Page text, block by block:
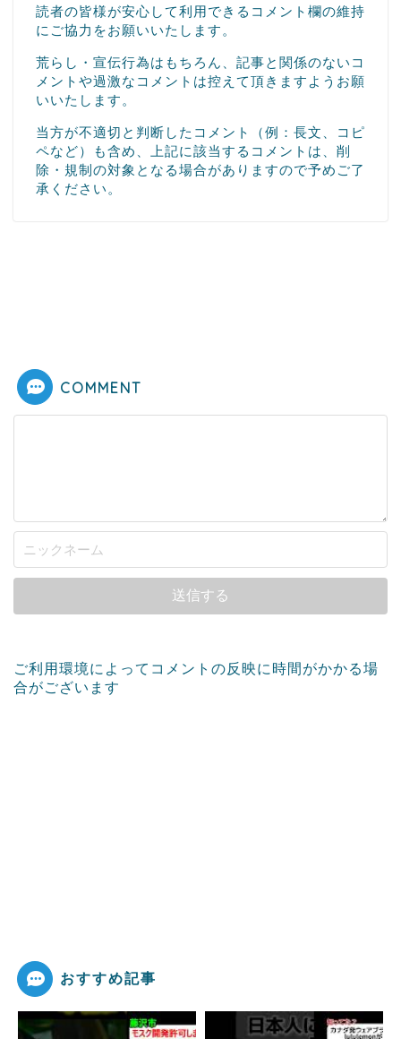
読者の皆様が安心して利用できるコメント欄の維持
にご協力をお願いいたします。
荒らし・宣伝行為はもちろん、記事と関係のないコ
メントや過激なコメントは控えて頂きますようお願
いいたします。
当方が不適切と判断したコメント（例：長文、コピ
ペなど）も含め、上記に該当するコメントは、削
除・規制の対象となる場合がありますので予めご了
承ください。
COMMENT
ご利用環境によってコメントの反映に時間がかかる場
合がございます
おすすめ記事